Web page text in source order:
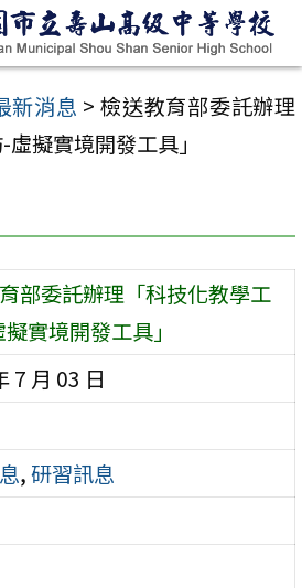
新消息 > 檢送教育部委託辦理
虛擬實境開發工具」
部委託辦理「科技化教學工
實境開發工具」
7 月 03 日
,研習訊息